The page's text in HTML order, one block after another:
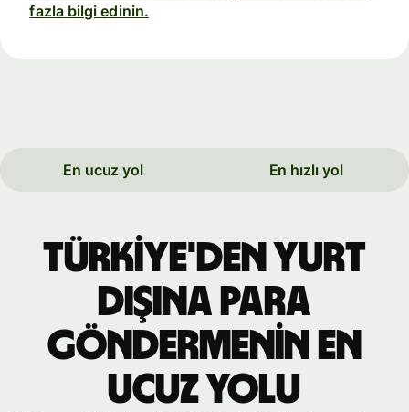
fazla bilgi edinin.
En ucuz yol En hızlı yol
Türkiye'den yurt
dışına para
göndermenin en
ucuz yolu